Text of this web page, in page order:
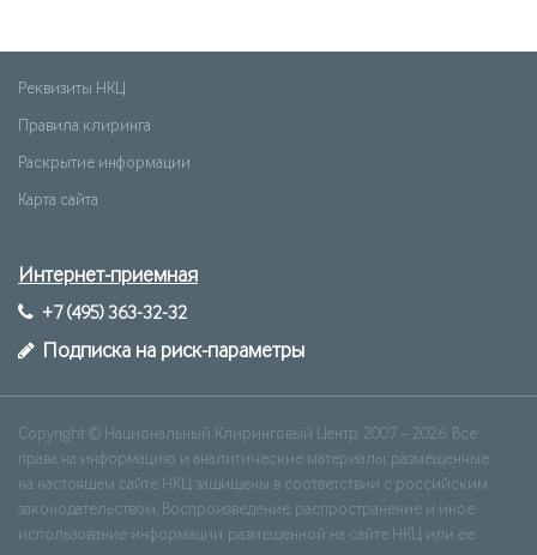
Реквизиты НКЦ
Правила клиринга
Раскрытие информации
Карта сайта
Интернет-приемная
+7 (495) 363-32-32
Подписка на риск-параметры
Copyright © Национальный Клиринговый Центр, 2007 – 2026. Все
права на информацию и аналитические материалы, размещенные
на настоящем сайте НКЦ, защищены в соответствии с российским
законодательством. Воспроизведение, распространение и иное
использование информации, размещенной на сайте НКЦ, или ее